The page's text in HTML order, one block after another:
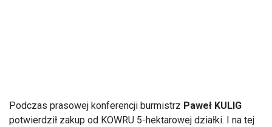
Podczas prasowej konferencji burmistrz Paweł KULIG
potwierdził zakup od KOWRU 5-hektarowej działki. I na tej